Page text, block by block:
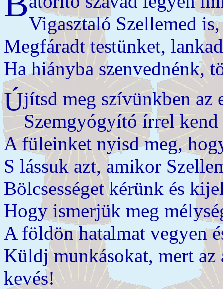
Vigasztaló Szellemed
Megfáradt testünket,
Ha hiányba szenvednénk,
Újítsd meg szívünkben az
Szemgyógyító írrel kend
A füleinket nyisd meg,
S lássuk azt, amikor
Bölcsességet kérünk és
Hogy ismerjük meg
A földön hatalmat vegyen
Küldj munkásokat, mert az
kevés!